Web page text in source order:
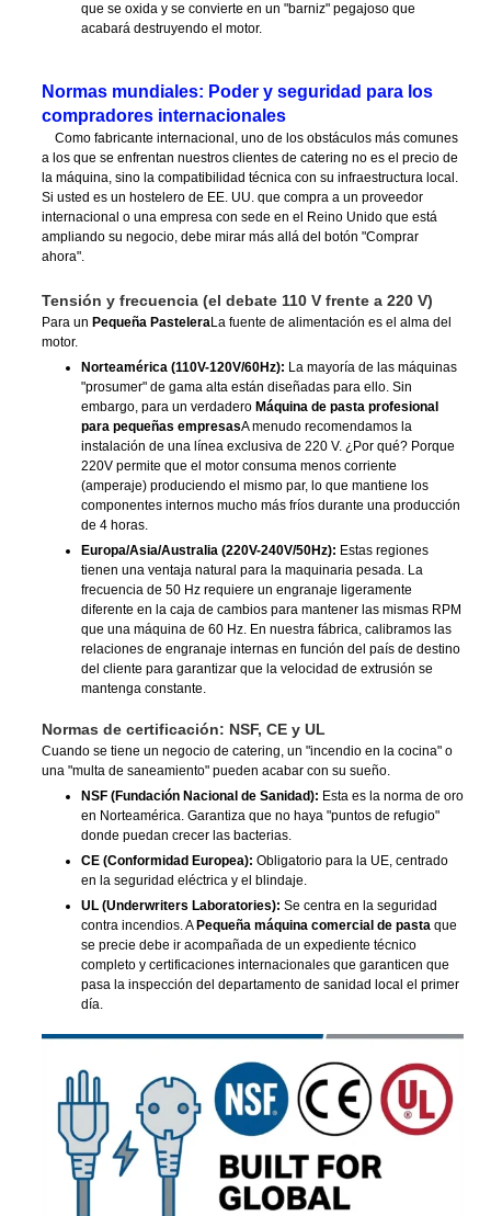
que se oxida y se convierte en un "barniz" pegajoso que
acabará destruyendo el motor.
Normas mundiales: Poder y seguridad para los
compradores internacionales
Como fabricante internacional, uno de los obstáculos más comunes
a los que se enfrentan nuestros clientes de catering no es el precio de
la máquina, sino la compatibilidad técnica con su infraestructura local.
Si usted es un hostelero de EE. UU. que compra a un proveedor
internacional o una empresa con sede en el Reino Unido que está
ampliando su negocio, debe mirar más allá del botón "Comprar
ahora".
Tensión y frecuencia (el debate 110 V frente a 220 V)
Para un Pequeña PasteleraLa fuente de alimentación es el alma del
motor.
Norteamérica (110V-120V/60Hz): La mayoría de las máquinas
"prosumer" de gama alta están diseñadas para ello. Sin
embargo, para un verdadero Máquina de pasta profesional
para pequeñas empresasA menudo recomendamos la
instalación de una línea exclusiva de 220 V. ¿Por qué? Porque
220V permite que el motor consuma menos corriente
(amperaje) produciendo el mismo par, lo que mantiene los
componentes internos mucho más fríos durante una producción
de 4 horas.
Europa/Asia/Australia (220V-240V/50Hz): Estas regiones
tienen una ventaja natural para la maquinaria pesada. La
frecuencia de 50 Hz requiere un engranaje ligeramente
diferente en la caja de cambios para mantener las mismas RPM
que una máquina de 60 Hz. En nuestra fábrica, calibramos las
relaciones de engranaje internas en función del país de destino
del cliente para garantizar que la velocidad de extrusión se
mantenga constante.
Normas de certificación: NSF, CE y UL
Cuando se tiene un negocio de catering, un "incendio en la cocina" o
una "multa de saneamiento" pueden acabar con su sueño.
NSF (Fundación Nacional de Sanidad): Esta es la norma de oro
en Norteamérica. Garantiza que no haya "puntos de refugio"
donde puedan crecer las bacterias.
CE (Conformidad Europea): Obligatorio para la UE, centrado
en la seguridad eléctrica y el blindaje.
UL (Underwriters Laboratories): Se centra en la seguridad
contra incendios. A Pequeña máquina comercial de pastaque
se precie debe ir acompañada de un expediente técnico
completo y certificaciones internacionales que garanticen que
pasa la inspección del departamento de sanidad local el primer
día.